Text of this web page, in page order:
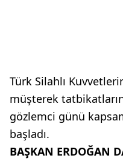
Türk Silahlı
müşterek
gözlemci günü
başladı.
BAŞKAN ERDOĞAN